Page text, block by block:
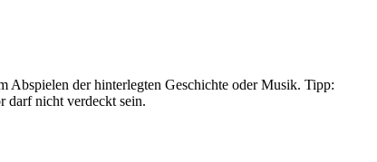
Abspielen der hinterlegten Geschichte oder Musik. Tipp:
darf nicht verdeckt sein.